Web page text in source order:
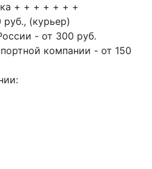
+ + + + + + +
(курьер)
- от 300 руб.
компании - от 150